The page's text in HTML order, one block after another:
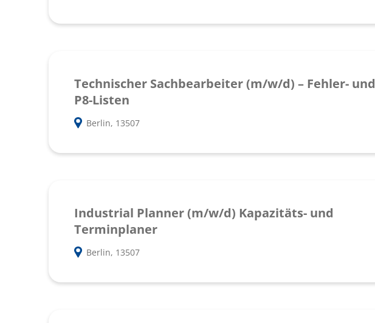
Technischer Sachbearbeiter (m/w/d) – Fehler- und
P8-Listen
Berlin, 13507
Industrial Planner (m/w/d) Kapazitäts- und
Terminplaner
Berlin, 13507